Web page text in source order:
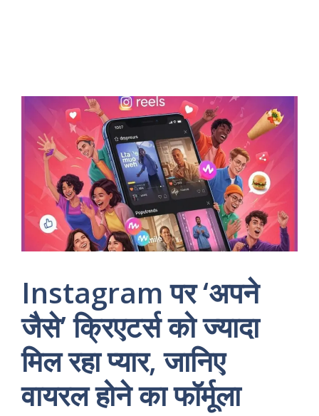
Instagram पर ‘अपने
जैसे’ क्रिएटर्स को ज्यादा
मिल रहा प्यार, जानिए
वायरल होने का फॉर्मूला